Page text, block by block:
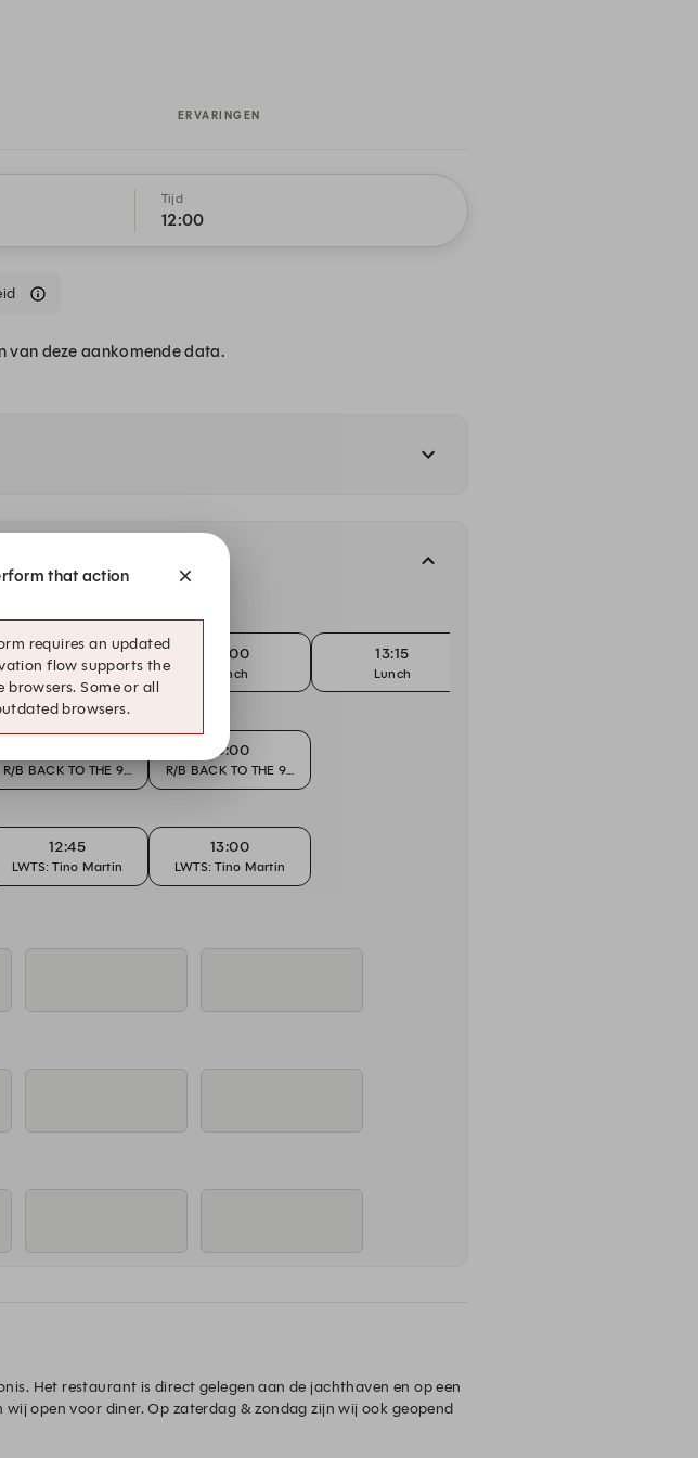
ERVARINGEN
Tijd
12:00
van deze aankomende data.
12:45
Lunch
13:00
Lunch
13:15
Lunch
R/B BACK TO THE 90'S
13:00
R/B BACK TO THE 90'S
12:45
LWTS: Tino Martin
13:00
LWTS: Tino Martin
Het restaurant is direct gelegen aan de jachthaven en op een
open voor diner. Op zaterdag & zondag zijn wij ook geopend
that action
requires an updated
flow supports the
Some or all
browsers.